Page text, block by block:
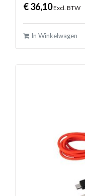
€36,10Excl. BTW
In Winkelwagen